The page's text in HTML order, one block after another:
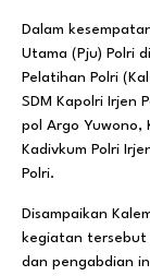
Dalam
Utama (Pju) Polri
Pelatihan Polri
SDM Kapolri Irjen
pol Argo Yuwono,
Kadivkum Polri
Polri.
Disampaikan
kegiatan tersebut
dan pengabdian